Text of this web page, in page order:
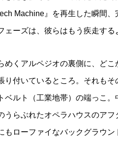
Machine』を再生した瞬間
ーズは、彼らはもう疾走する
めくアルペジオの裏側に、ど
り付いているところ。それも
ベルト（工業地帯）の端っこ
うらぶれたオペラハウスのア
もローファイなバックグラウ